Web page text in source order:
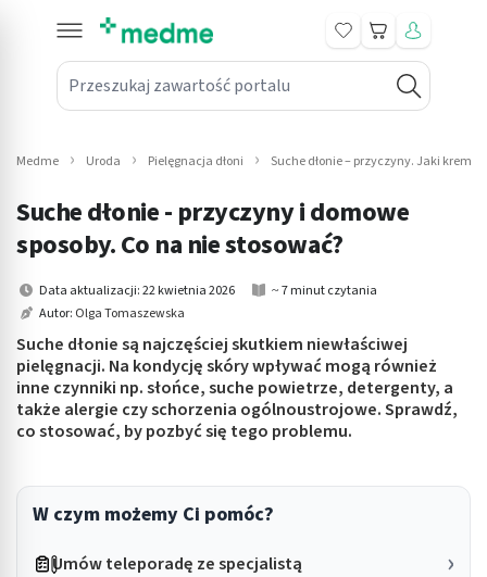
Przeszukaj zawartość portalu
Koszyk
submenu: Leki na receptę
submenu: Mama i dziecko
submenu: Kosmetyki
submenu: Higiena
submenu: Sprzęt medyczny
submenu: Intymne
Medme Uroda Pielęgnacja dłoni Suche dłonie – przyczyny. Jaki krem i
Suche dłonie - przyczyny i domowe
sposoby. Co na nie stosować?
Data aktualizacji: 22 kwietnia 2026
~ 7 minut czytania
Autor: Olga Tomaszewska
Suche dłonie są najczęściej skutkiem niewłaściwej
pielęgnacji. Na kondycję skóry wpływać mogą również
inne czynniki np. słońce, suche powietrze, detergenty, a
także alergie czy schorzenia ogólnoustrojowe. Sprawdź,
co stosować, by pozbyć się tego problemu.
W czym możemy Ci pomóc?
Umów teleporadę ze specjalistą